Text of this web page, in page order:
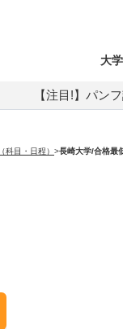
大
【注目!】パン
科目・日程） >長崎大学/合格最